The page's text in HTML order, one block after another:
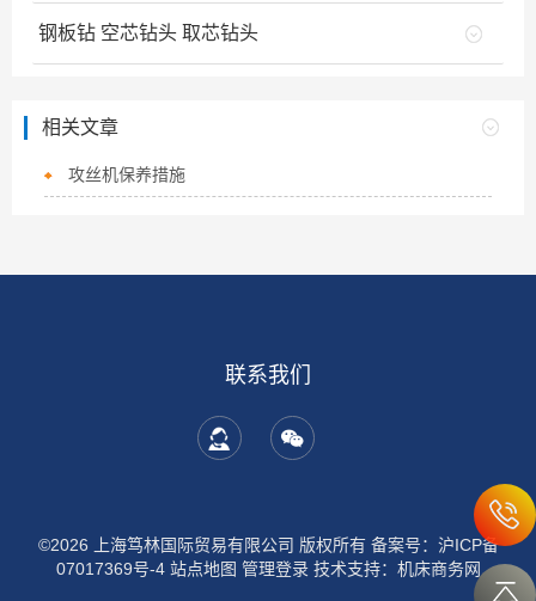
钢板钻 空芯钻头 取芯钻头
相关文章
攻丝机保养措施
联系我们
©2026 上海笃林国际贸易有限公司 版权所有 备案号：沪ICP备
07017369号-4 站点地图 管理登录技术支持： 机床商务网